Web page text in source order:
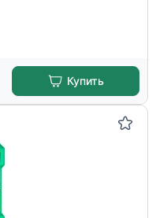
Купить